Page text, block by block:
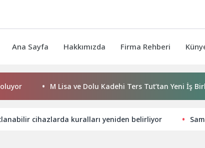
Ana Sayfa Hakkımızda Firma Rehberi
M Lisa ve Dolu Kadehi Ters Tut’tan Yeni İş Birliği:
cihazlarda kuralları yeniden belirliyor